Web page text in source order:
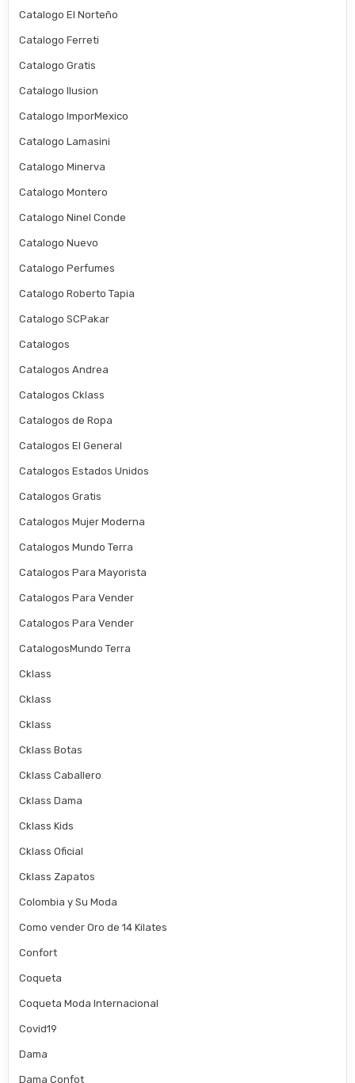
Catalogo El Norteño
Catalogo Ferreti
Catalogo Gratis
Catalogo Ilusion
Catalogo ImporMexico
Catalogo Lamasini
Catalogo Minerva
Catalogo Montero
Catalogo Ninel Conde
Catalogo Nuevo
Catalogo Perfumes
Catalogo Roberto Tapia
Catalogo SCPakar
Catalogos
Catalogos Andrea
Catalogos Cklass
Catalogos de Ropa
Catalogos El General
Catalogos Estados Unidos
Catalogos Gratis
Catalogos Mujer Moderna
Catalogos Mundo Terra
Catalogos Para Mayorista
Catalogos Para Vender
Catalogos Para Vender
CatalogosMundo Terra
Cklass
Cklass
Cklass
Cklass Botas
Cklass Caballero
Cklass Dama
Cklass Kids
Cklass Oficial
Cklass Zapatos
Colombia y Su Moda
Como vender Oro de 14 Kilates
Confort
Coqueta
Coqueta Moda Internacional
Covid19
Dama
Dama Confot